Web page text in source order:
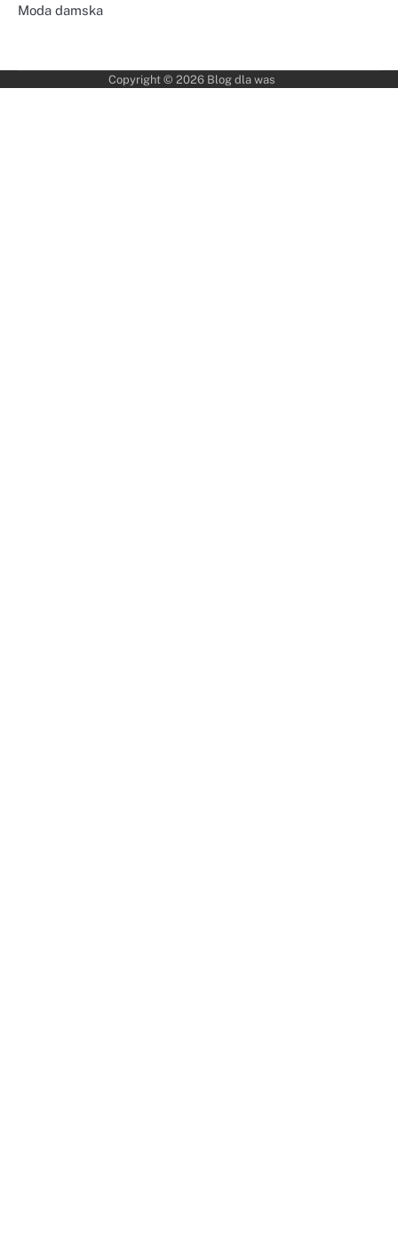
Moda damska
Copyright © 2026 Blog dla was